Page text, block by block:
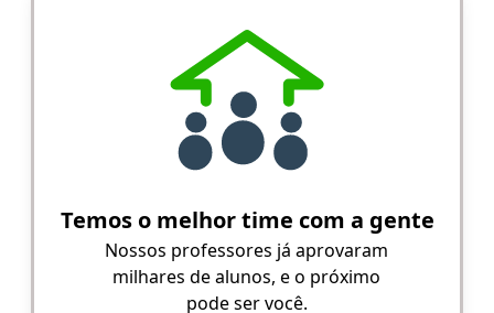
Temos o melhor time com a gente
Nossos professores já aprovaram
milhares de alunos, e o próximo
pode ser você.